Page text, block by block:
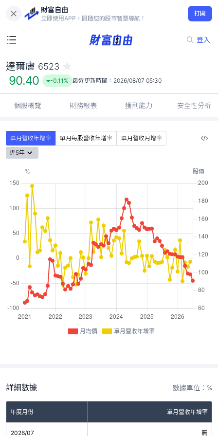
財富自由
立即使用APP，開啟您的股市智慧導航！
打開
登入
90.40
-0.11%
達爾膚 6523
90.40 -0.11% 最近更新時間： 2026/08/07 05:30
個股概覽 財務報表 獲利能力 安全性分析
單月營收年增率 單月每股營收年增率
單月營收月增率
近5年
月均價 單月營收年增率
詳細數據 數據單位：%
年度月份 單月營收年增率
2026/07 無